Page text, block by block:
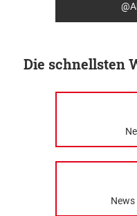
Die schnellsten